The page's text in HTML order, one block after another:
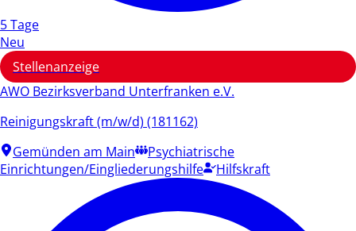
5 Tage
Neu
Stellenanzeige
AWO Bezirksverband Unterfranken e.V.
Reinigungskraft (m/w/d) (181162)
Gemünden am Main
Psychiatrische
Einrichtungen/Eingliederungshilfe
Hilfskraft